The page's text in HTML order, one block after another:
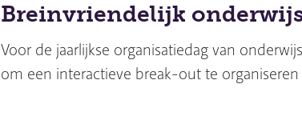
Breinvriendelijk
Voor de jaarlijkse organisatiedag van
om een interactieve break-out te